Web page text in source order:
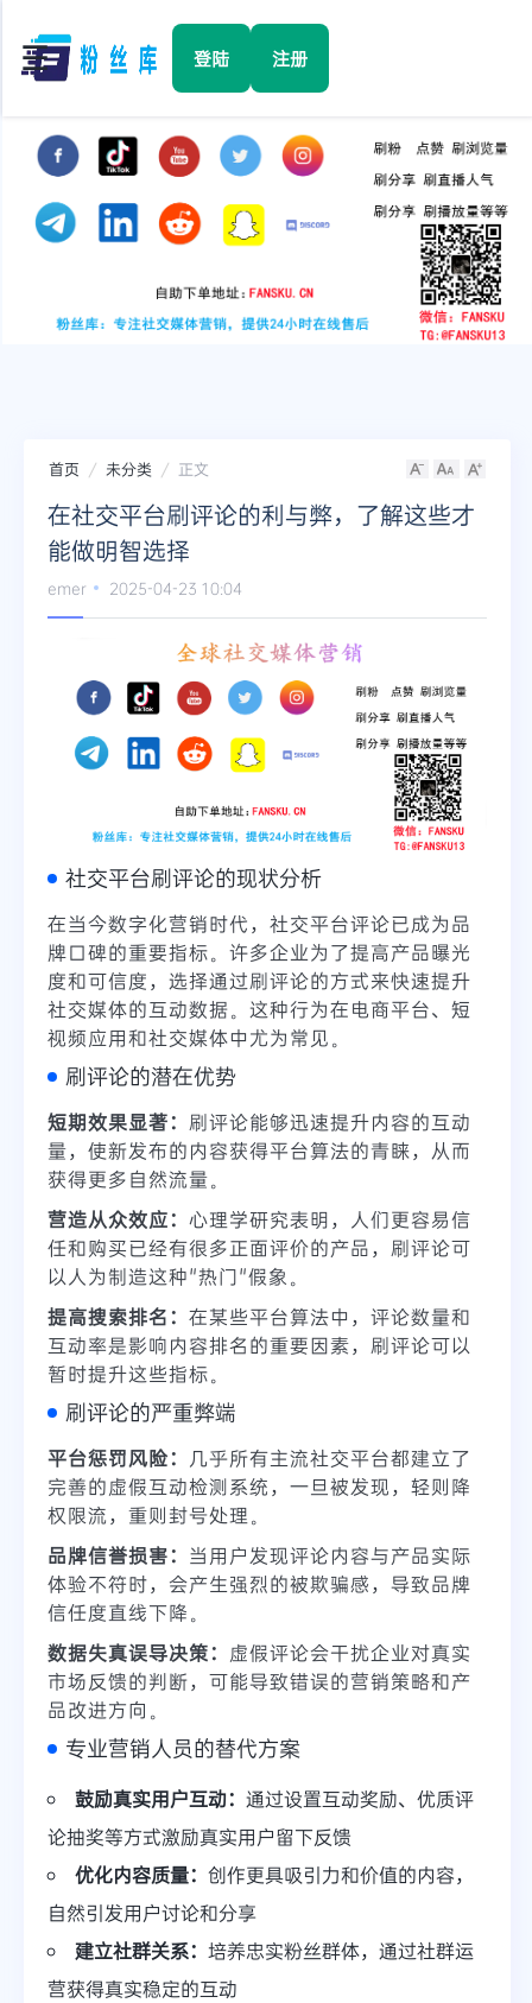
☰ 登陆 注册
Facebook
TikTok
YouTube
Twitter
首页 未分类 正文
在社交平台刷评论的利与弊，了解这些才
能做明智选择
emer 2025-04-23 10:04
社交平台刷评论的现状分析
在当今数字化营销时代，社交平台评论已成为品
牌口碑的重要指标。许多企业为了提高产品曝光
度和可信度，选择通过刷评论的方式来快速提升
社交媒体的互动数据。这种行为在电商平台、短
视频应用和社交媒体中尤为常见。
刷评论的潜在优势
短期效果显著： 刷评论能够迅速提升内容的互动
量，使新发布的内容获得平台算法的青睐，从而
获得更多自然流量。
营造从众效应： 心理学研究表明，人们更容易信
任和购买已经有很多正面评价的产品，刷评论可
以人为制造这种"热门"假象。
提高搜索排名： 在某些平台算法中，评论数量和
互动率是影响内容排名的重要因素，刷评论可以
暂时提升这些指标。
刷评论的严重弊端
平台惩罚风险： 几乎所有主流社交平台都建立了
完善的虚假互动检测系统，一旦被发现，轻则降
权限流，重则封号处理。
品牌信誉损害： 当用户发现评论内容与产品实际
体验不符时，会产生强烈的被欺骗感，导致品牌
信任度直线下降。
数据失真误导决策： 虚假评论会干扰企业对真实
市场反馈的判断，可能导致错误的营销策略和产
品改进方向。
专业营销人员的替代方案
鼓励真实用户互动： 通过设置互动奖励、优质评
论抽奖等方式激励真实用户留下反馈
优化内容质量： 创作更具吸引力和价值的内容，
自然引发用户讨论和分享
建立社群关系： 培养忠实粉丝群体，通过社群运
营获得真实稳定的互动